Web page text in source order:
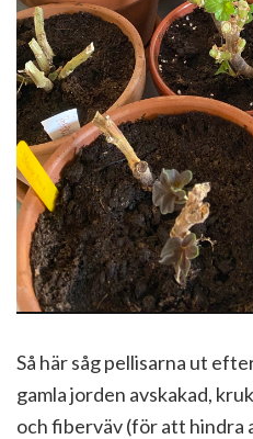
Så här såg pellisarna ut
gamla jorden avskakad,
och fiberväv (för att hindra